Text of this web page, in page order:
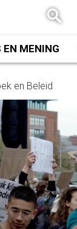
EN MENING
en Beleid